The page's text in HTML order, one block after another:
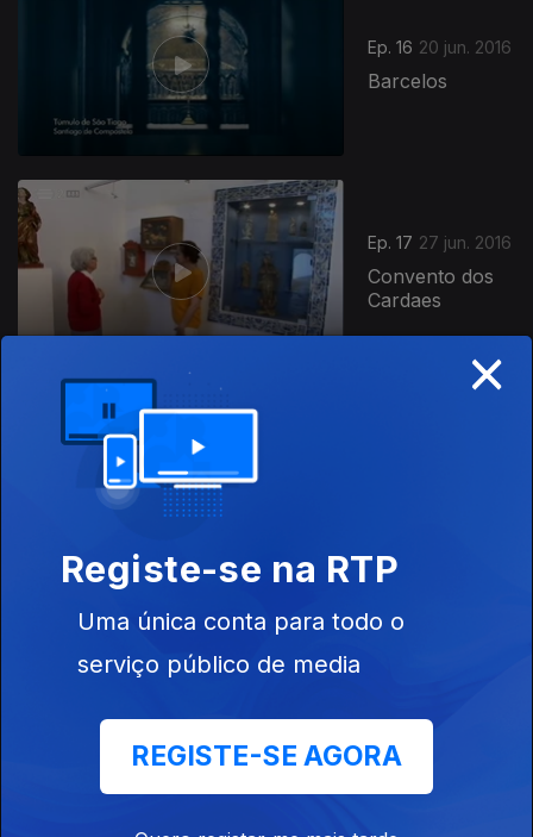
Ep. 16 20 jun. 2016
Barcelos
Ep. 17 27 jun. 2016
Convento dos
Cardaes
abril
×
Registe-se na RTP
Uma única conta para todo o
serviço público de media
REGISTE-SE AGORA